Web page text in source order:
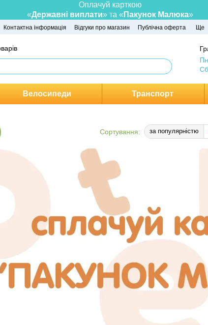
Оплачуй карткою
«Державні виплати» та « Пакунок Малюка»
Контактна інформація Відгуки про магазин Публічна оферта Ще
Велосипеди Транспорт
Сортування: за популярністю